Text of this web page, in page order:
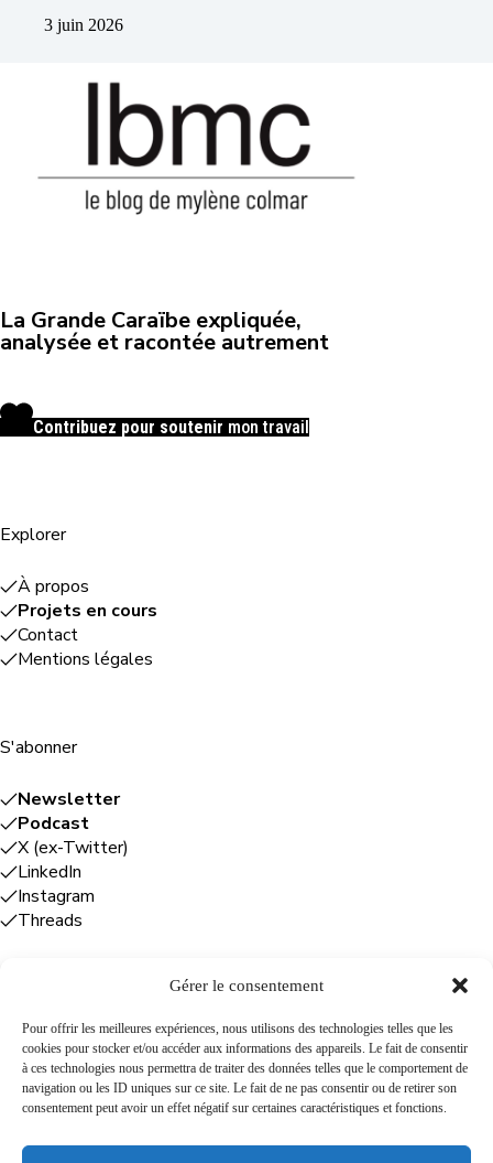
Gérer le consentement
Pour offrir les meilleures expériences, nous utilisons des technologies telles que les
cookies pour stocker et/ou accéder aux informations des appareils. Le fait de consentir
à ces technologies nous permettra de traiter des données telles que le comportement de
navigation ou les ID uniques sur ce site. Le fait de ne pas consentir ou de retirer son
consentement peut avoir un effet négatif sur certaines caractéristiques et fonctions.
3 juin 2026
La Grande Caraïbe expliquée,
analysée et racontée autrement
Contribuez pour soutenir mon travail
Explorer
À propos
Projets en cours
Contact
Mentions légales
S'abonner
Newsletter
Podcast
X (ex-Twitter)
LinkedIn
Instagram
Threads
Plume Caraïbe: conseil éditorial +
rédaction
Foodîles Agency: lab + média + événement
Cuisines mobiles